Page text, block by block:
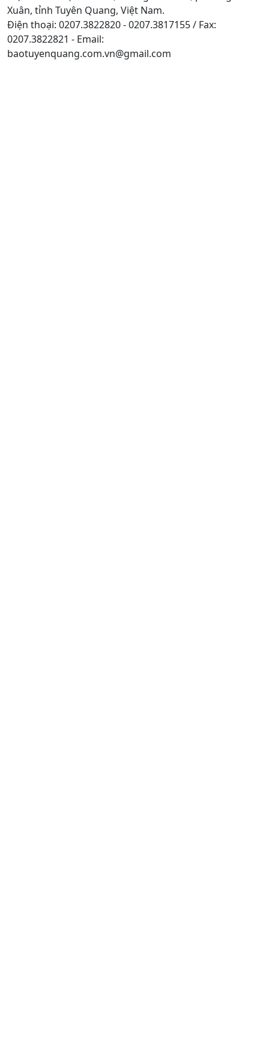
Xuân, tỉnh Tuyên Quang, Việt Nam.
Điện thoại: 0207.3822820 - 0207.3817155 / Fax:
0207.3822821 - Email:
baotuyenquang.com.vn@gmail.com